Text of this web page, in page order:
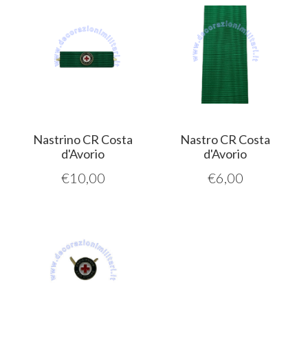
Nastrino CR Costa
d'Avorio
€10,00
Nastro CR Costa
d'Avorio
€6,00